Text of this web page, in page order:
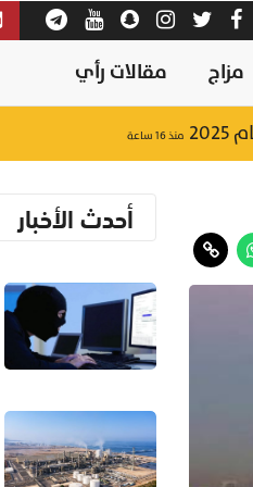
مزاج مقالات رأي
منذ ١٦ ساعة
أحدث الأخبار